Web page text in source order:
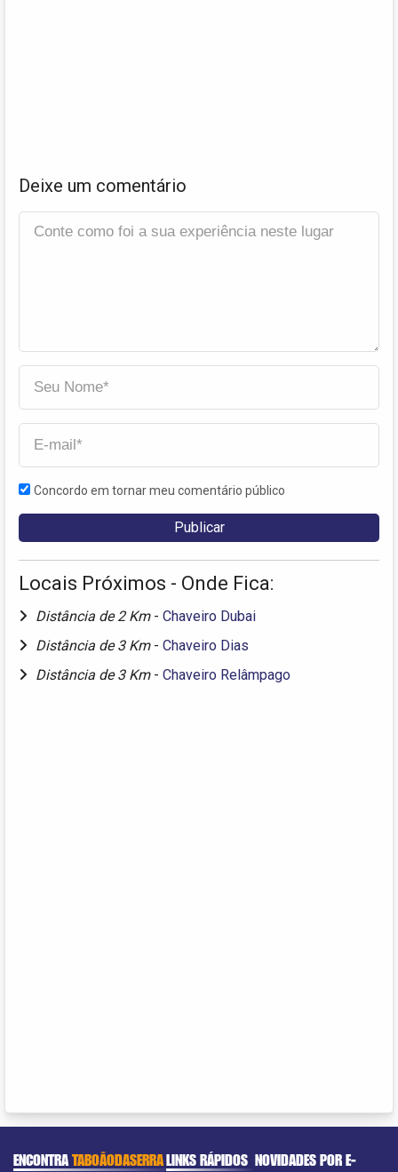
Deixe um comentário
Concordo em tornar meu comentário público
Locais Próximos - Onde Fica:
Distância de 2 Km - Chaveiro Dubai
Distância de 3 Km - Chaveiro Dias
Distância de 3 Km - Chaveiro Relâmpago
ENCONTRATABOÃODASERRALINKS RÁPIDOS NOVIDADES POR E-